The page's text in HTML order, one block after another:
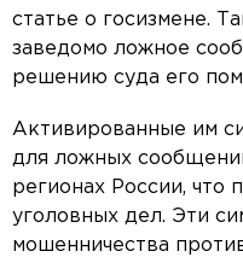
статье о госизмене.
заведомо ложное
решению суда его
Активированные им
для ложных
регионах России, что
уголовных дел. Эти
мошенничества